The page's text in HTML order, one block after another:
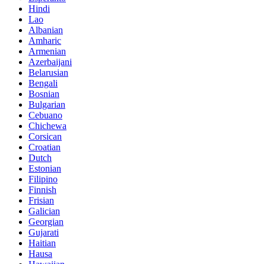
Hindi
Lao
Albanian
Amharic
Armenian
Azerbaijani
Belarusian
Bengali
Bosnian
Bulgarian
Cebuano
Chichewa
Corsican
Croatian
Dutch
Estonian
Filipino
Finnish
Frisian
Galician
Georgian
Gujarati
Haitian
Hausa